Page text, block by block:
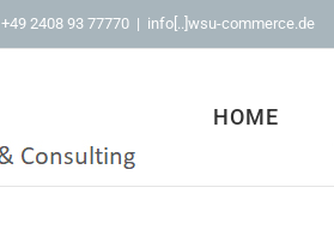
+49 2408 93 77770 | info[..]wsu-commerce.de
HOME